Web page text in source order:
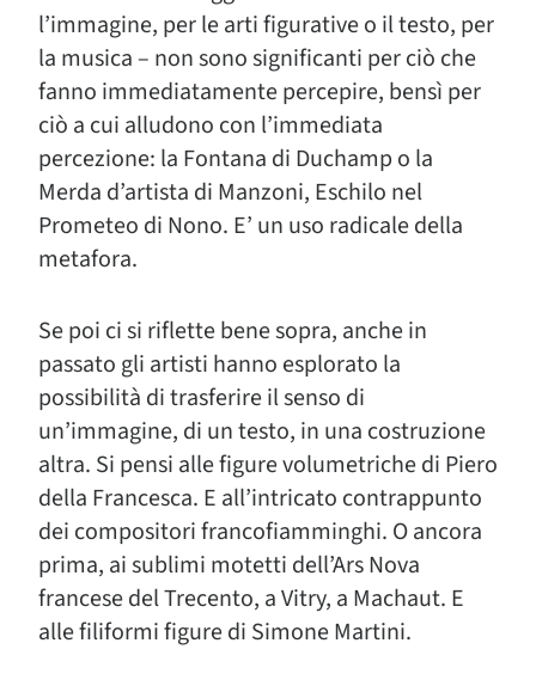
l’immagine, per le arti figurative o il testo, per
la musica – non sono significanti per ciò che
fanno immediatamente percepire, bensì per
ciò a cui alludono con l’immediata
percezione: la Fontana di Duchamp o la
Merda d’artista di Manzoni, Eschilo nel
Prometeo di Nono. E’ un uso radicale della
metafora.
Se poi ci si riflette bene sopra, anche in
passato gli artisti hanno esplorato la
possibilità di trasferire il senso di
un’immagine, di un testo, in una costruzione
altra. Si pensi alle figure volumetriche di Piero
della Francesca. E all’intricato contrappunto
dei compositori francofiamminghi. O ancora
prima, ai sublimi motetti dell’Ars Nova
francese del Trecento, a Vitry, a Machaut. E
alle filiformi figure di Simone Martini.